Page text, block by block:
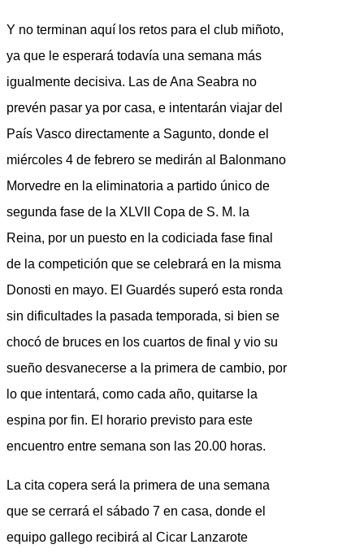
Y no terminan aquí los retos para el club miñoto,
ya que le esperará todavía una semana más
igualmente decisiva. Las de Ana Seabra no
prevén pasar ya por casa, e intentarán viajar del
País Vasco directamente a Sagunto, donde el
miércoles 4 de febrero se medirán al Balonmano
Morvedre en la eliminatoria a partido único de
segunda fase de la XLVII Copa de S. M. la
Reina, por un puesto en la codiciada fase final
de la competición que se celebrará en la misma
Donosti en mayo. El Guardés superó esta ronda
sin dificultades la pasada temporada, si bien se
chocó de bruces en los cuartos de final y vio su
sueño desvanecerse a la primera de cambio, por
lo que intentará, como cada año, quitarse la
espina por fin. El horario previsto para este
encuentro entre semana son las 20.00 horas.
La cita copera será la primera de una semana
que se cerrará el sábado 7 en casa, donde el
equipo gallego recibirá al Cicar Lanzarote